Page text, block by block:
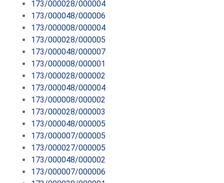
173/000028/000004
173/000048/000006
173/000008/000004
173/000028/000005
173/000048/000007
173/000008/000001
173/000028/000002
173/000048/000004
173/000008/000002
173/000028/000003
173/000048/000005
173/000007/000005
173/000027/000005
173/000048/000002
173/000007/000006